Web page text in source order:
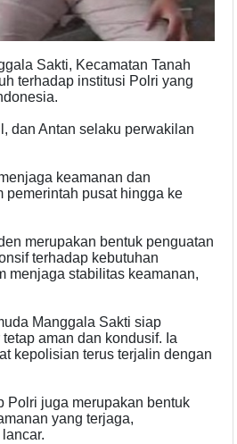
Sakti, Kecamatan Tanah
terhadap institusi Polri yang
dan Antan selaku perwakilan
keamanan dan
pemerintah pusat hingga ke
merupakan bentuk penguatan
terhadap kebutuhan
menjaga stabilitas keamanan,
Manggala Sakti siap
aman dan kondusif. Ia
kepolisian terus terjalin dengan
Polri juga merupakan bentuk
yang terjaga,